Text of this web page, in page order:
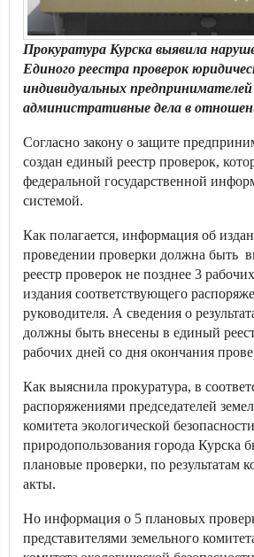
Прокуратура Курска выявила
Единого реестра проверок
индивидуальных предпринимателей
административные дела в
Согласно закону о защите
создан единый реестр проверок,
федеральной государственной
системой.
Как полагается, информация об
проведении проверки должна быть
реестр проверок не позднее 3
издания соответствующего
руководителя. А сведения о
должны быть внесены в единый
рабочих дней со дня окончания
Как выяснила прокуратура, в
распоряжениями председателей
комитета экологической
природопользования города Курска
плановые проверки, по результатам
акты.
Но информация о 5 плановых
представителями земельного